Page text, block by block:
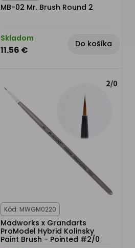
MB-02 Mr. Brush Round 2
Skladom
11.56 €
Do košíka
Kód: MWGM0220
Madworks x Grandarts
ProModel Hybrid Kolinsky
Paint Brush - Pointed #2/0